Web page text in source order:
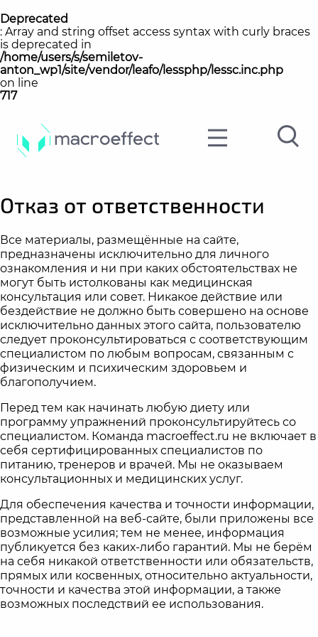
Deprecated
: Array and string offset access syntax with curly braces
is deprecated in
/home/users/s/semiletov-
anton_wp1/site/vendor/leafo/lessphp/lessc.inc.php
on line
717
Отказ от ответственности
Все материалы, размещённые на сайте,
предназначены исключительно для личного
ознакомления и ни при каких обстоятельствах не
могут быть истолкованы как медицинская
консультация или совет. Никакое действие или
бездействие не должно быть совершено на основе
исключительно данных этого сайта, пользователю
следует проконсультироваться с соответствующим
специалистом по любым вопросам, связанным с
физическим и психическим здоровьем и
благополучием.
Перед тем как начинать любую диету или
программу упражнений проконсультируйтесь со
специалистом. Команда macroeffect.ru не включает в
себя сертифицированных специалистов по
питанию, тренеров и врачей. Мы не оказываем
консультационных и медицинских услуг.
Для обеспечения качества и точности информации,
представленной на веб-сайте, были приложены все
возможные усилия; тем не менее, информация
публикуется без каких-либо гарантий. Мы не берём
на себя никакой ответственности или обязательств,
прямых или косвенных, относительно актуальности,
точности и качества этой информации, а также
возможных последствий ее использования.